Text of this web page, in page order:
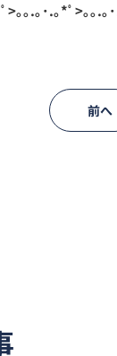
>｡｡.｡･.｡*ﾟ>｡｡.｡
前へ